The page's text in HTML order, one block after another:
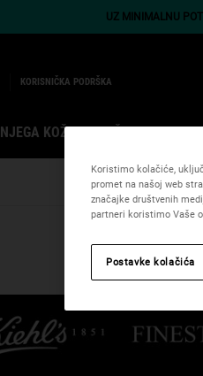
UZ MINIMALNU
KORISNIČKA PODRŠKA
NJEGA KOŽE MUŠKARCI
Koristimo kolačiće,
promet na našoj web
značajke društvenih
partneri koristimo Vaše
Postavke kolačića